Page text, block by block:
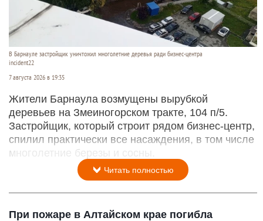
В Барнауле застройщик уничтожил многолетние деревья ради бизнес-центра
incident22
7 августа 2026 в 19:35
Жители Барнаула возмущены вырубкой
деревьев на Змеиногорском тракте, 104 п/5.
Застройщик, который строит рядом бизнес-центр,
спилил практически все насаждения, в том числе
многолетние березы и сосны.
Читать полностью
При пожаре в Алтайском крае погибла